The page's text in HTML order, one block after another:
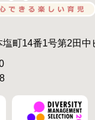
町14番1号第2田中